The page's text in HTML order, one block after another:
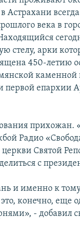
Астрахани
века в
стелу, арки
450-летию
каменной
первой епархии
прихожан.
Радио
Святой
с
и именно к
конечно, еще
- добавил